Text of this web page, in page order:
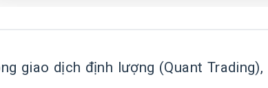
giao dịch định lượng (Quant Trading),